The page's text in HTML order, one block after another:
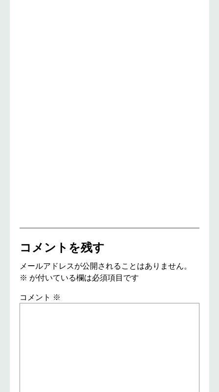
コメントを残す
メールアドレスが公開されることはありません。
※ が付いている欄は必須項目です
コメント ※